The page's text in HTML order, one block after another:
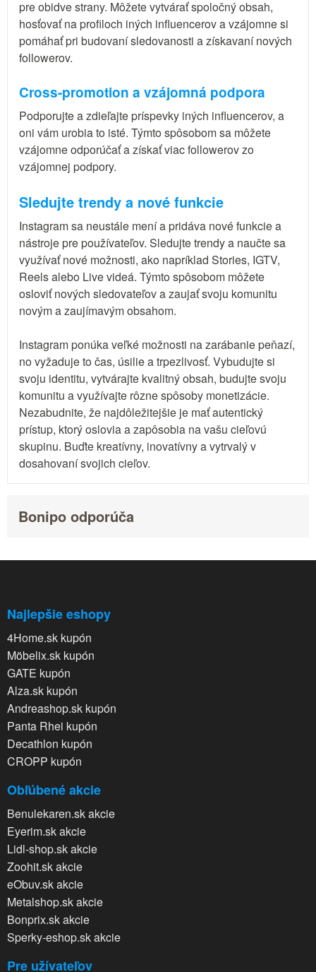
pre obidve strany. Môžete vytvárať spoločný obsah,
hosťovať na profiloch iných influencerov a vzájomne si
pomáhať pri budovaní sledovanosti a získavaní nových
followerov.
Cross-promotion a vzájomná podpora
Podporujte a zdieľajte príspevky iných influencerov, a
oni vám urobia to isté. Týmto spôsobom sa môžete
vzájomne odporúčať a získať viac followerov zo
vzájomnej podpory.
Sledujte trendy a nové funkcie
Instagram sa neustále mení a pridáva nové funkcie a
nástroje pre používateľov. Sledujte trendy a naučte sa
využívať nové možnosti, ako napríklad Stories, IGTV,
Reels alebo Live videá. Týmto spôsobom môžete
osloviť nových sledovateľov a zaujať svoju komunitu
novým a zaujímavým obsahom.
Instagram ponúka veľké možnosti na zarábanie peňazí,
no vyžaduje to čas, úsilie a trpezlivosť. Vybudujte si
svoju identitu, vytvárajte kvalitný obsah, budujte svoju
komunitu a využívajte rôzne spôsoby monetizácie.
Nezabudnite, že najdôležitejšie je mať autentický
prístup, ktorý oslovia a zapôsobia na vašu cieľovú
skupinu. Buďte kreatívny, inovatívny a vytrvalý v
dosahovaní svojich cieľov.
Bonipo odporúča
Najlepšie eshopy
4Home.sk kupón
Möbelix.sk kupón
GATE kupón
Alza.sk kupón
Andreashop.sk kupón
Panta Rhei kupón
Decathlon kupón
CROPP kupón
Obľúbené akcie
Benulekaren.sk akcie
Eyerim.sk akcie
Lidl-shop.sk akcie
Zoohit.sk akcie
eObuv.sk akcie
Metalshop.sk akcie
Bonprix.sk akcie
Sperky-eshop.sk akcie
Pre užívateľov